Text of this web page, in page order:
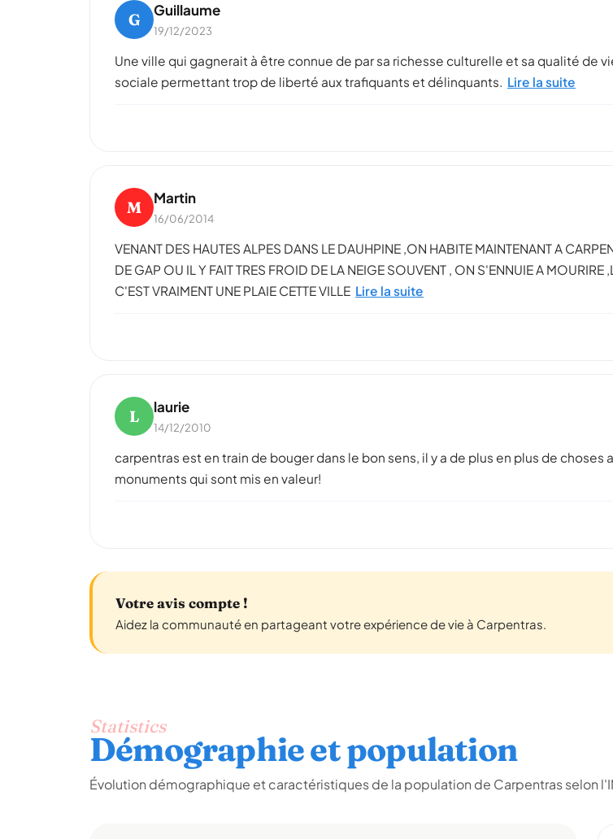
G Guillaume
19/12/2023
Une ville qui gagnerait à être connue de par sa richesse culturelle et sa qualité de
sociale permettant trop de liberté aux trafiquants et délinquants. Lire la suite
M Martin
16/06/2014
VENANT DES HAUTES ALPES DANS LE DAUHPINE ,ON HABITE MAINTENANT A
DE GAP OU IL Y FAIT TRES FROID DE LA NEIGE SOUVENT , ON S'ENNUIE A
C'EST VRAIMENT UNE PLAIE CETTE VILLE Lire la suite
L laurie
14/12/2010
carpentras est en train de bouger dans le bon sens, il y a de plus en plus de
monuments qui sont mis en valeur!
Votre avis compte !
Aidez la communauté en partageant votre expérience de vie à Carpentras.
Statistics
Démographie et population
Évolution démographique et caractéristiques de la population de Carpentras selon